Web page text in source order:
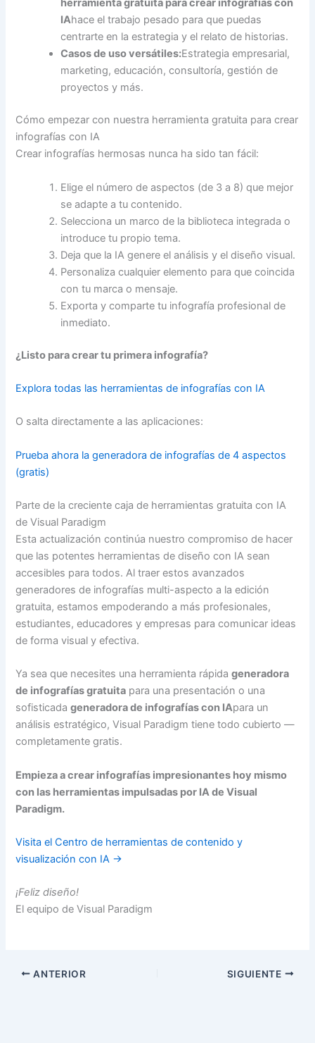
herramienta gratuita para crear infografías con
IAhace el trabajo pesado para que puedas
centrarte en la estrategia y el relato de historias.
Casos de uso versátiles:Estrategia empresarial,
marketing, educación, consultoría, gestión de
proyectos y más.
Cómo empezar con nuestra herramienta gratuita para crear
infografías con IA
Crear infografías hermosas nunca ha sido tan fácil:
Elige el número de aspectos (de 3 a 8) que mejor
se adapte a tu contenido.
Selecciona un marco de la biblioteca integrada o
introduce tu propio tema.
Deja que la IA genere el análisis y el diseño visual.
Personaliza cualquier elemento para que coincida
con tu marca o mensaje.
Exporta y comparte tu infografía profesional de
inmediato.
¿Listo para crear tu primera infografía?
Explora todas las herramientas de infografías con IA
O salta directamente a las aplicaciones:
Prueba ahora la generadora de infografías de 4 aspectos
(gratis)
Parte de la creciente caja de herramientas gratuita con IA
de Visual Paradigm
Esta actualización continúa nuestro compromiso de hacer
que las potentes herramientas de diseño con IA sean
accesibles para todos. Al traer estos avanzados
generadores de infografías multi-aspecto a la edición
gratuita, estamos empoderando a más profesionales,
estudiantes, educadores y empresas para comunicar ideas
de forma visual y efectiva.
Ya sea que necesites una herramienta rápidageneradora
de infografías gratuita para una presentación o una
sofisticadageneradora de infografías con IApara un
análisis estratégico, Visual Paradigm tiene todo cubierto —
completamente gratis.
Empieza a crear infografías impresionantes hoy mismo
con las herramientas impulsadas por IA de Visual
Paradigm.
Visita el Centro de herramientas de contenido y
visualización con IA →
¡Feliz diseño!
El equipo de Visual Paradigm
ANTERIOR SIGUIENTE